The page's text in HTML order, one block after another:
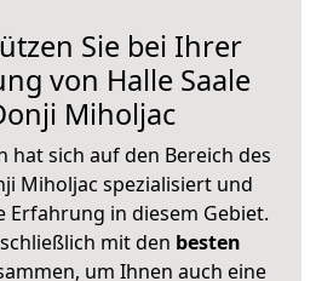
Sie bei Ihrer
von Halle Saale
Miholjac
hat sich auf den Bereich des
Miholjac spezialisiert und
Erfahrung in diesem Gebiet.
mit den besten
um Ihnen auch eine